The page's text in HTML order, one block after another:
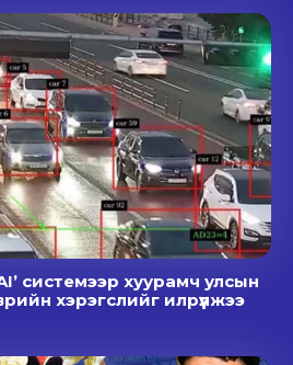
системээр хуурамч улсын
хэрэгслийг илрүүлжээ